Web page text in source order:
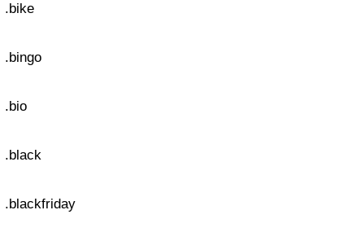
.bike
.bingo
.bio
.black
.blackfriday